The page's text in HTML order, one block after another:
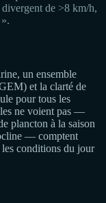
de >8 km/h,
un ensemble
et la clarté de
pour tous les
ne voient pas —
plancton à la saison
— comptent
conditions du jour